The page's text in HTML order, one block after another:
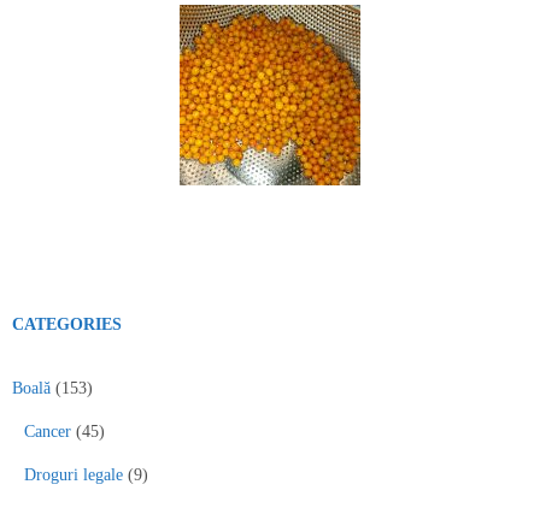
CATEGORIES
Boală (153)
Cancer (45)
Droguri legale (9)